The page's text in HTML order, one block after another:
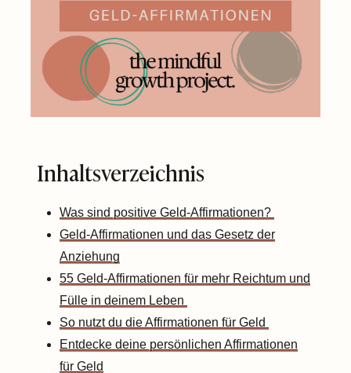
Inhaltsverzeichnis
Was sind positive Geld-Affirmationen?
Geld-Affirmationen und das Gesetz der
Anziehung
55 Geld-Affirmationen für mehr Reichtum und
Fülle in deinem Leben
So nutzt du die Affirmationen für Geld
Entdecke deine persönlichen Affirmationen
für Geld